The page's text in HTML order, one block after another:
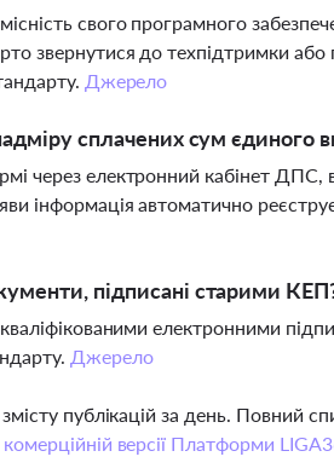
свого програмного
звернутися до техпідтримки
Джерело
сплачених сум єдиного
через електронний кабінет ДПС,
інформація автоматично
підписані старими
електронними
Джерело
публікацій за день. Повний
комерційній версії Платформи